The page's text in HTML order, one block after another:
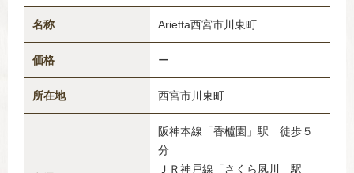
名称 Arietta西宮市川東町
価格 ー
所在地 西宮市川東町
阪神本線「香櫨園」駅 徒歩５
分
ＪＲ神戸線「さくら夙川」駅